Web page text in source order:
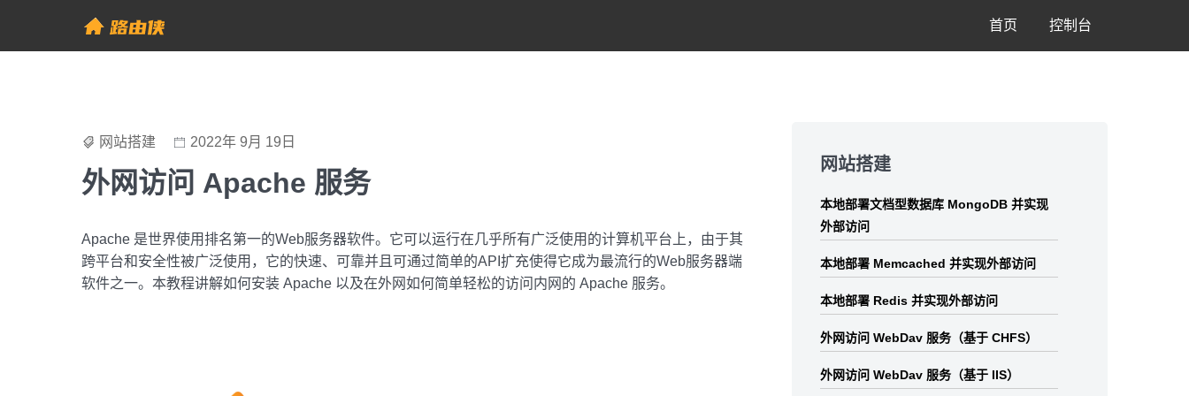
content
帮助中心 - 路由侠
首页 控制台
网站搭建 2022年 9月 19日
外网访问 Apache 服务
Apache 是世界使用排名第一的Web服务器软件。它可以运行在几乎所有广泛使用的计算机平台上，由于其
跨平台和安全性被广泛使用，它的快速、可靠并且可通过简单的API扩充使得它成为最流行的Web服务器端
软件之一。本教程讲解如何安装 Apache 以及在外网如何简单轻松的访问内网的 Apache 服务。
footer
网站搭建
本地部署文档型数据库 MongoDB 并实现
外部访问
本地部署 Memcached 并实现外部访问
本地部署 Redis 并实现外部访问
外网访问 WebDav 服务（基于 CHFS）
外网访问 WebDav 服务（基于 IIS）